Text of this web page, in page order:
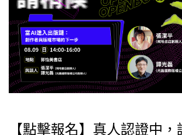
【點擊報名】真人認證中，